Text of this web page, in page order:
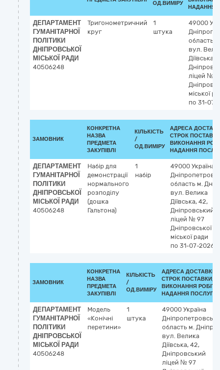
ОД.ВИМІРУ
НАДАННЯ
ДЕПАРТАМЕНТ
ГУМАНІТАРНОЇ
ПОЛІТИКИ
ДНІПРОВСЬКОЇ
МІСЬКОЇ РАДИ
40506248
Тригонометричний
круг
1
штука
49000
область
вул.
Діївська,
ліцей №
міської
по 31-07-
ЗАМОВНИК
КОНКРЕТНА
НАЗВА
ПРЕДМЕТА
ЗАКУПІВЛІ
КІЛЬКІСТЬ
/
ОД.ВИМІРУ
АДРЕСА
СТРОК
ВИКОНАННЯ
НАДАННЯ
ДЕПАРТАМЕНТ
ГУМАНІТАРНОЇ
ПОЛІТИКИ
ДНІПРОВСЬКОЇ
МІСЬКОЇ РАДИ
40506248
Набір для
демонстрації
нормального
розподілу
(дошка
Гальтона)
1
набір
49000 Україна
область м.
вул. Велика
Діївська, 42,
Дніпровський
ліцей № 97
Дніпровської
міської ради
по 31-07-2026
ЗАМОВНИК
КОНКРЕТНА
НАЗВА
ПРЕДМЕТА
ЗАКУПІВЛІ
КІЛЬКІСТЬ
/
ОД.ВИМІРУ
АДРЕСА ДОСТАВКИ /
СТРОК ПОСТАВКИ/
ВИКОНАННЯ РОБІТ/
НАДАННЯ ПОСЛУГ:
ДЕПАРТАМЕНТ
ГУМАНІТАРНОЇ
ПОЛІТИКИ
ДНІПРОВСЬКОЇ
МІСЬКОЇ РАДИ
40506248
Модель
«Конічні
перетини»
1
штука
49000 Україна
Дніпропетровська
область м. Дніпро
вул. Велика
Діївська, 42,
Дніпровський
ліцей № 97